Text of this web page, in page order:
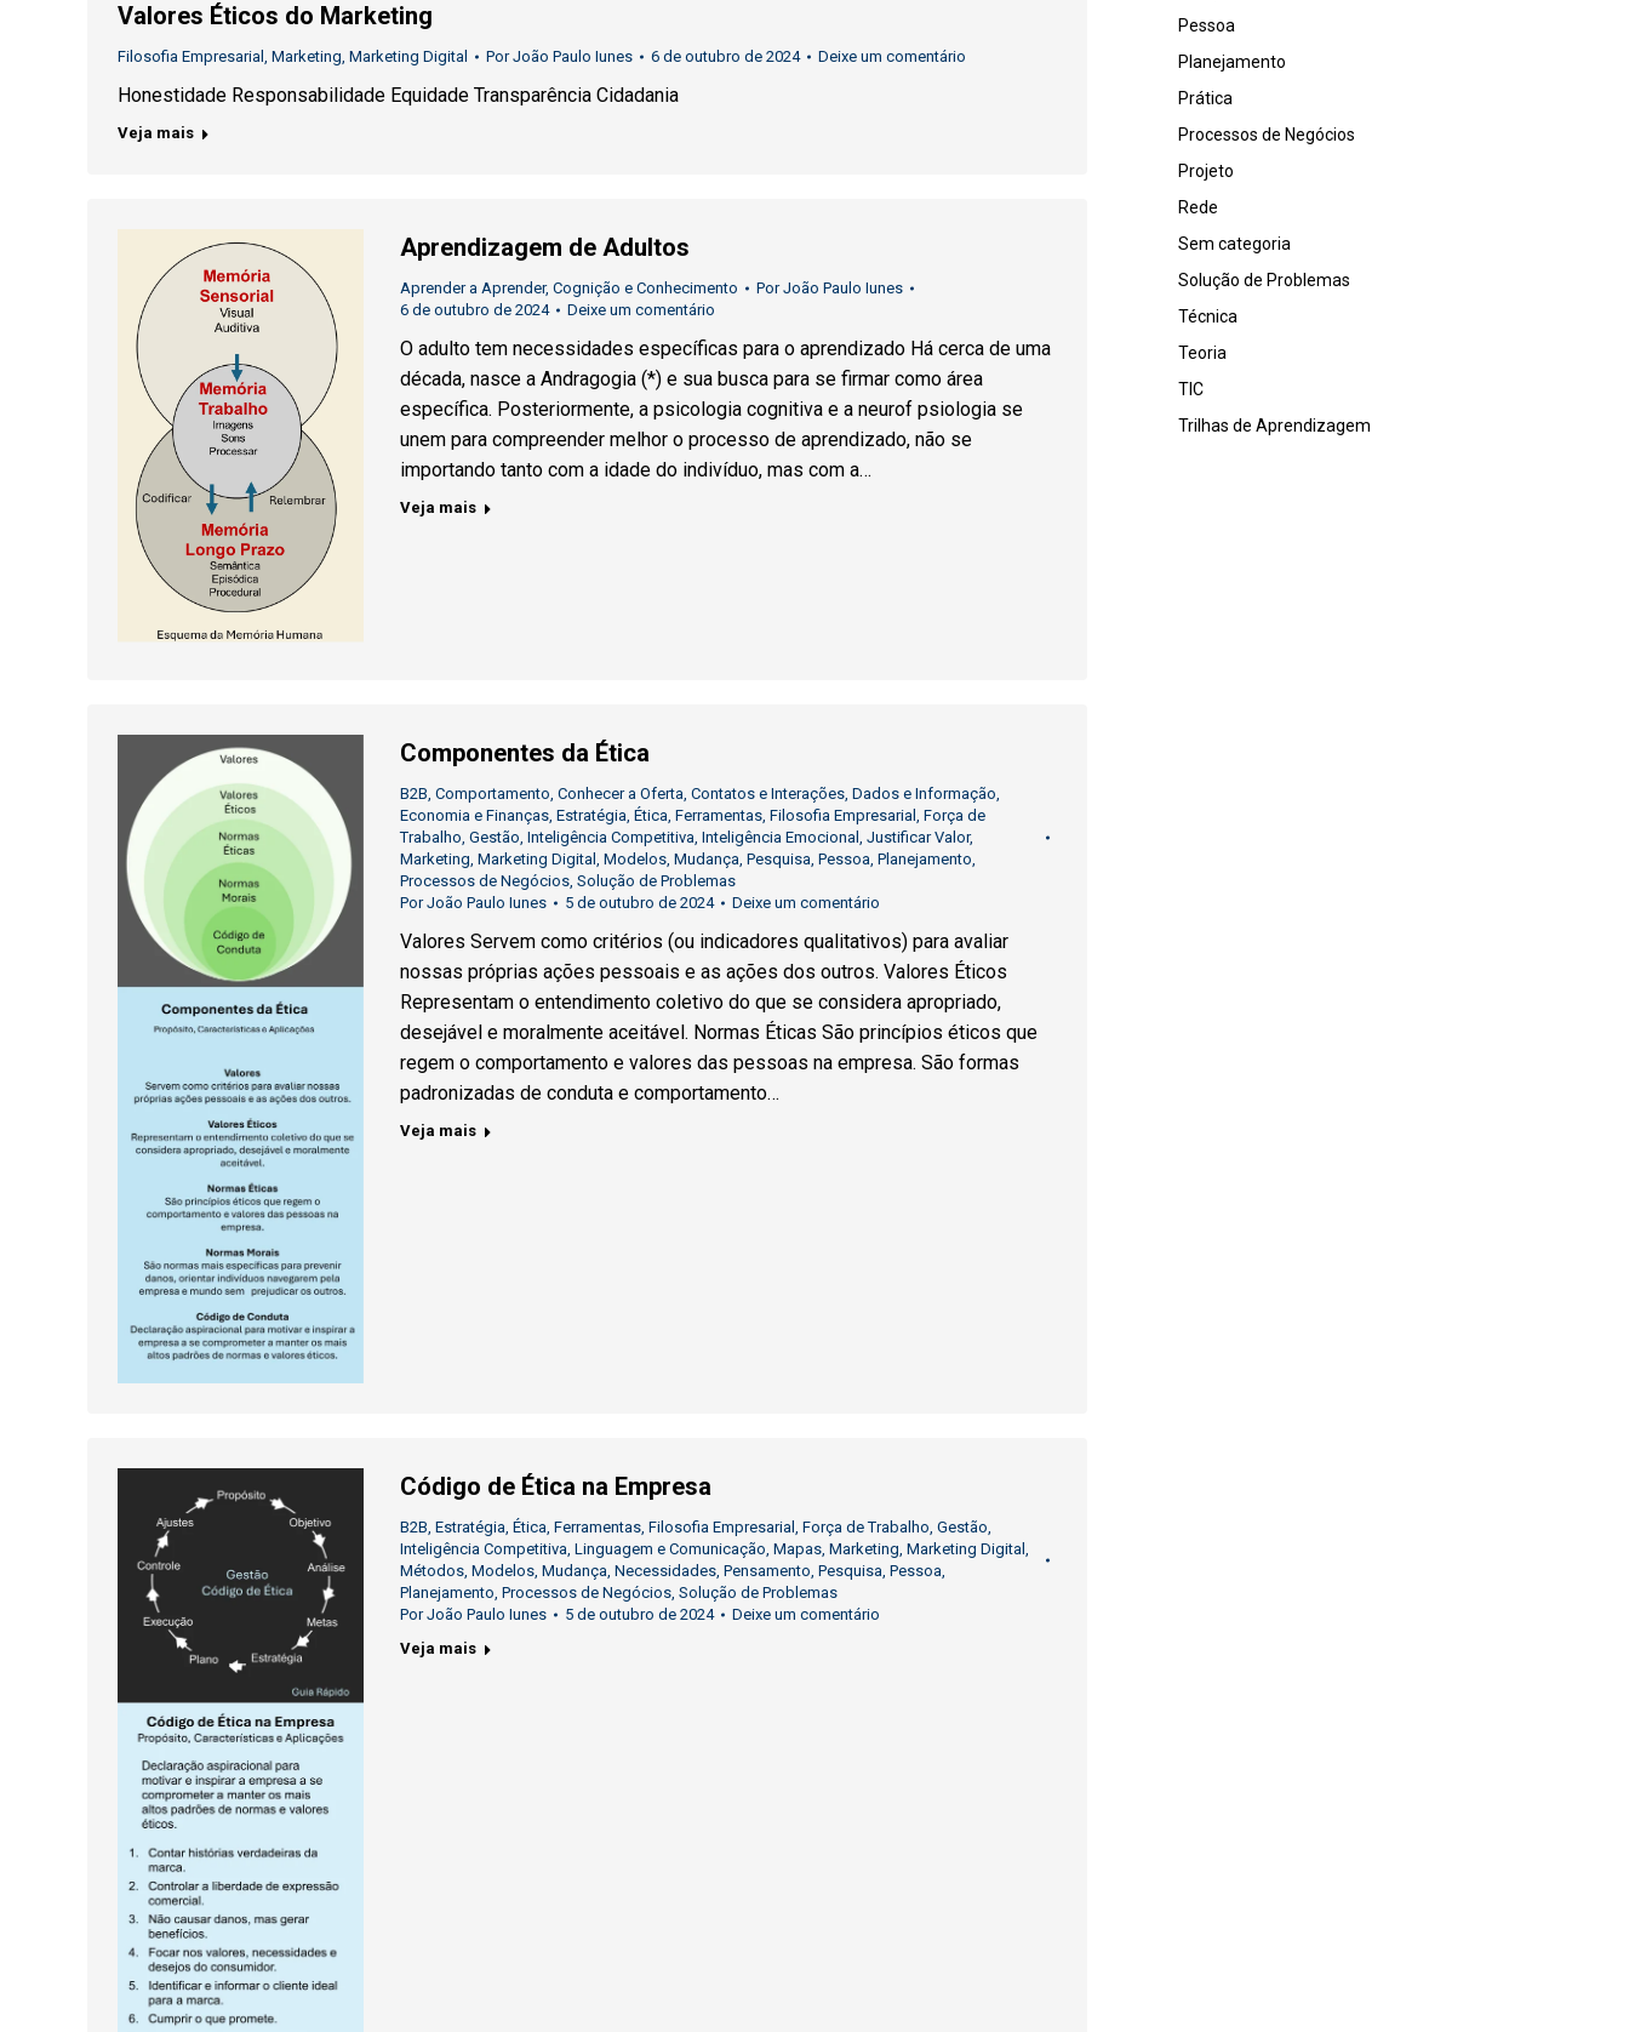
Valores Éticos do Marketing
Filosofia Empresarial , Marketing, Marketing Digital PorJoão Paulo Iunes 6 de outubro de 2024 Deixe um comentário
Honestidade Responsabilidade Equidade Transparência Cidadania
Veja mais
Aprendizagem de Adultos
Aprender a Aprender, Cognição e Conhecimento PorJoão Paulo Iunes
6 de outubro de 2024
Deixe um comentário
O adulto tem necessidades específicas para o aprendizado Há cerca de uma
década, nasce a Andragogia (*) e sua busca para se firmar como área
específica. Posteriormente, a psicologia cognitiva e a neurof psiologia se
unem para compreender melhor o processo de aprendizado, não se
importando tanto com a idade do indivíduo, mas com a…
Veja mais
Componentes da Ética
B2B, Comportamento, Conhecer a Oferta, Contatos e Interações, Dados e Informação,
Economia e Finanças, Estratégia, Ética, Ferramentas, Filosofia Empresarial , Força de
Trabalho, Gestão, Inteligência Competitiva, Inteligência Emocional , Justificar Valor,
Marketing, Marketing Digital , Modelos, Mudança, Pesquisa, Pessoa, Planejamento,
Processos de Negócios, Solução de Problemas
PorJoão Paulo Iunes 5 de outubro de 2024 Deixe um comentário
Valores Servem como critérios (ou indicadores qualitativos) para avaliar
nossas próprias ações pessoais e as ações dos outros. Valores Éticos
Representam o entendimento coletivo do que se considera apropriado,
desejável e moralmente aceitável. Normas Éticas São princípios éticos que
regem o comportamento e valores das pessoas na empresa. São formas
padronizadas de conduta e comportamento…
Veja mais
Código de Ética na Empresa
B2B Estratégia Ética Ferramentas, Filosofia Empresarial Força de Trabalho Gestão
Inteligência Competitiva Linguagem e Comunicação Mapas, Marketing Marketing Digital
Métodos, Modelos, Mudança Necessidades, Pensamento Pesquisa Pessoa
Planejamento Processos de Negócios, Solução de Problemas
PorJoão Paulo Iunes 5 de outubro de 2024
Deixe um comentário
Veja mais
Pessoa
Planejamento
Prática
Processos de Negócios
Projeto
Rede
Sem categoria
Solução de Problemas
Técnica
Teoria
TIC
Trilhas de Aprendizagem